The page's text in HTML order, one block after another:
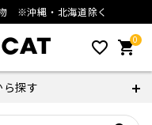
※沖縄・北海道除く
favorite_outline 0
shopping_cart
探す